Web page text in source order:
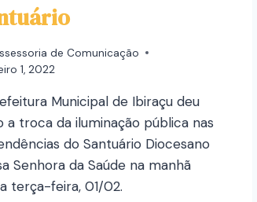
de Comunicação
1, 2022
Municipal de Ibiraçu deu
a troca da iluminação pública nas
do Santuário Diocesano
Senhora da Saúde na manhã
terça-feira, 01/02.